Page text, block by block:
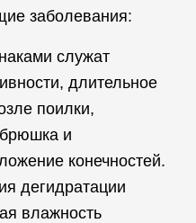
заболевания:
служат
длительное
поилки,
и
конечностей.
дегидратации
влажность